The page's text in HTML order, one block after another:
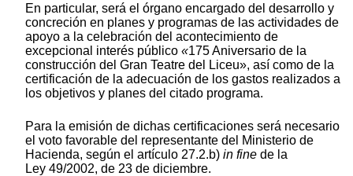
En particular, será el órgano encargado del desarrollo y
concreción en planes y programas de las actividades de
apoyo a la celebración del acontecimiento de
excepcional interés público «175 Aniversario de la
construcción del Gran Teatre del Liceu», así como de la
certificación de la adecuación de los gastos realizados a
los objetivos y planes del citado programa.
Para la emisión de dichas certificaciones será necesario
el voto favorable del representante del Ministerio de
Hacienda, según el artículo 27.2.b) in fine de la
Ley 49/2002, de 23 de diciembre.